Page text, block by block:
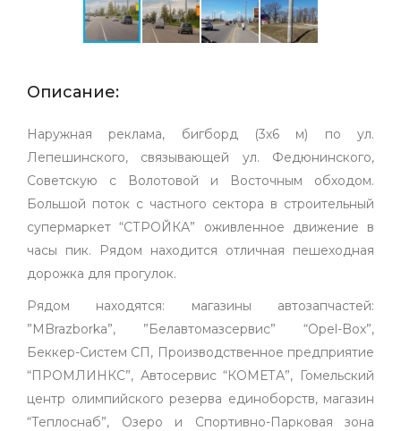
Описание:
Наружная реклама, бигборд (3х6 м) по ул.
Лепешинского, связывающей ул. Федюнинского,
Советскую с Волотовой и Восточным обходом.
Большой поток с частного сектора в строительный
супермаркет “СТРОЙКА” оживленное движение в
часы пик. Рядом находится отличная пешеходная
дорожка для прогулок.
Рядом находятся: магазины автозапчастей:
”MBrazborka”, ”Белавтомазсервис” “Opel-Box”,
Беккер-Систем СП, Производственное предприятие
“ПРОМЛИНКС”, Автосервис “КОМЕТА”, Гомельский
центр олимпийского резерва единоборств, магазин
“Теплоснаб”, Озеро и Спортивно-Парковая зона